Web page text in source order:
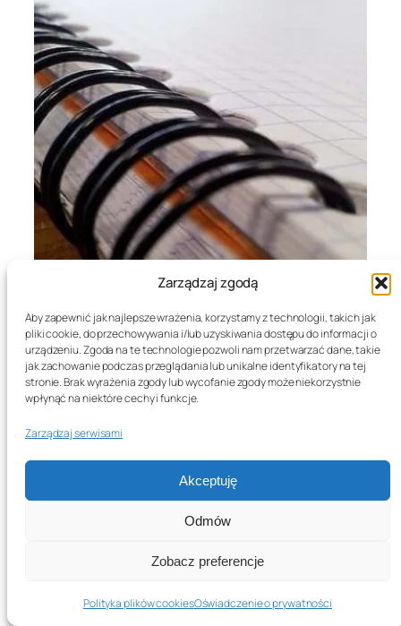
Zarządzaj zgodą
Aby zapewnić jak najlepsze wrażenia, korzystamy z technologii, takich jak
pliki cookie, do przechowywania i/lub uzyskiwania dostępu do informacji o
urządzeniu. Zgoda na te technologie pozwoli nam przetwarzać dane, takie
jak zachowanie podczas przeglądania lub unikalne identyfikatory na tej
stronie. Brak wyrażenia zgody lub wycofanie zgody może niekorzystnie
wpłynąć na niektóre cechy i funkcje.
Zarządzaj serwisami
Akceptuję
Odmów
Zobacz preferencje
Polityka plików cookiesOświadczenie o prywatności
Cotygodniowy przegląd
informacyjny #38
6–9 minut
O większym ruchu w branży muzycznej